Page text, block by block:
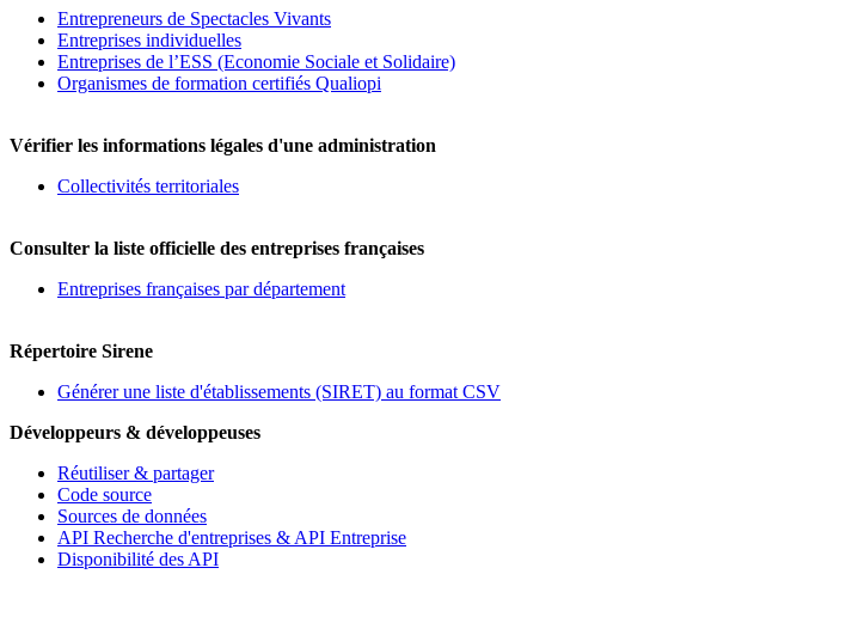
Entrepreneurs de Spectacles Vivants
Entreprises individuelles
Entreprises de l’ESS (Economie Sociale et Solidaire)
Organismes de formation certifiés Qualiopi
Vérifier les informations légales d'une administration
Collectivités territoriales
Consulter la liste officielle des entreprises françaises
Entreprises françaises par département
Répertoire Sirene
Générer une liste d'établissements (SIRET) au format CSV
Développeurs & développeuses
Réutiliser & partager
Code source
Sources de données
API Recherche d'entreprises & API Entreprise
Disponibilité des API